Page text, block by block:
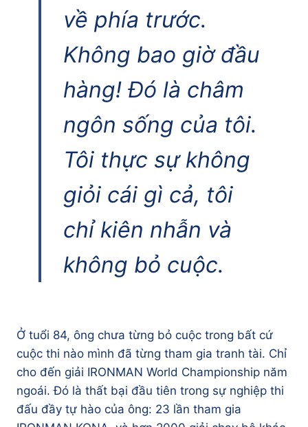
về phía trước.
Không bao giờ đầu
hàng! Đó là châm
ngôn sống của tôi.
Tôi thực sự không
giỏi cái gì cả, tôi
chỉ kiên nhẫn và
không bỏ cuộc.
Ở tuổi 84, ông chưa từng bỏ cuộc trong bất cứ
cuộc thi nào mình đã từng tham gia tranh tài. Chỉ
cho đến giải IRONMAN World Championship năm
ngoái. Đó là thất bại đầu tiên trong sự nghiệp thi
đấu đầy tự hào của ông: 23 lần tham gia